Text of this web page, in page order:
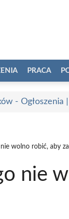
PRACA
- Ogłoszenia
nie wolno robić, aby
nie